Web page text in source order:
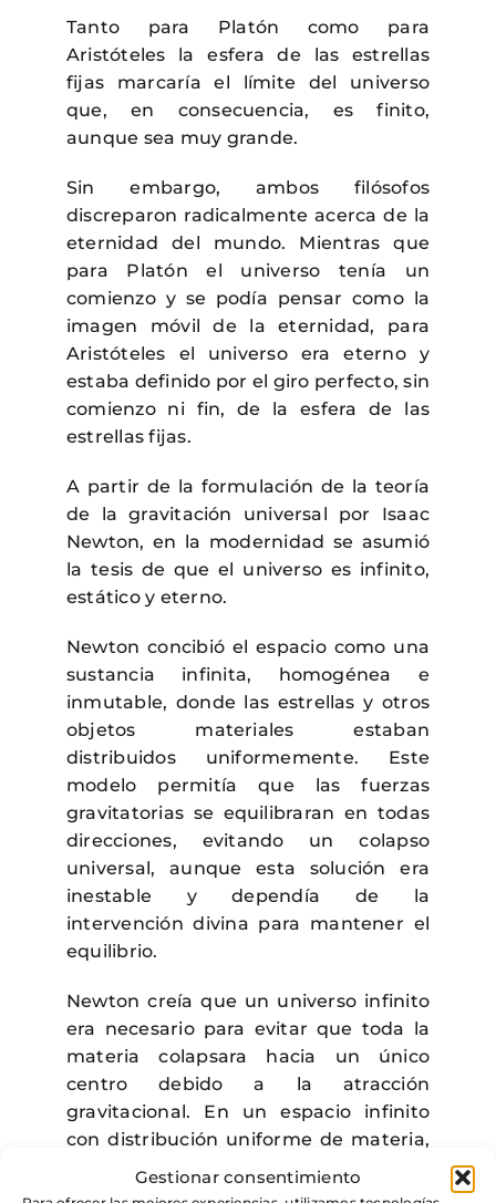
Gestionar consentimiento
Tanto para Platón como para
Aristóteles la esfera de las estrellas
fijas marcaría el límite del universo
que, en consecuencia, es finito,
aunque sea muy grande.
Sin embargo, ambos filósofos
discreparon radicalmente acerca de la
eternidad del mundo. Mientras que
para Platón el universo tenía un
comienzo y se podía pensar como la
imagen móvil de la eternidad, para
Aristóteles el universo era eterno y
estaba definido por el giro perfecto, sin
comienzo ni fin, de la esfera de las
estrellas fijas.
A partir de la formulación de la teoría
de la gravitación universal por Isaac
Newton, en la modernidad se asumió
la tesis de que el universo es infinito,
estático y eterno.
Newton concibió el espacio como una
sustancia infinita, homogénea e
inmutable, donde las estrellas y otros
objetos materiales estaban
distribuidos uniformemente. Este
modelo permitía que las fuerzas
gravitatorias se equilibraran en todas
direcciones, evitando un colapso
universal, aunque esta solución era
inestable y dependía de la
intervención divina para mantener el
equilibrio.
Newton creía que un universo infinito
era necesario para evitar que toda la
materia colapsara hacia un único
centro debido a la atracción
gravitacional. En un espacio infinito
con distribución uniforme de materia,
los cuerpos celestes no se
concentrarían en un solo punto, sino